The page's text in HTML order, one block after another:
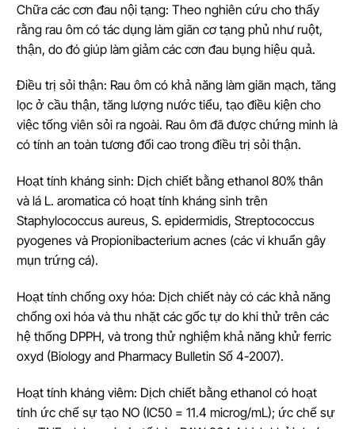
Chữa các cơn đau nội tạng: Theo nghiên cứu cho thấy
rằng rau ôm có tác dụng làm giãn cơ tạng phủ như ruột,
thận, do đó giúp làm giảm các cơn đau bụng hiệu quả.
Điều trị sỏi thận: Rau ôm có khả năng làm giãn mạch, tăng
lọc ở cầu thận, tăng lượng nước tiểu, tạo điều kiện cho
việc tống viên sỏi ra ngoài. Rau ôm đã được chứng minh là
có tính an toàn tương đối cao trong điều trị sỏi thận.
Hoạt tính kháng sinh: Dịch chiết bằng ethanol 80% thân
và lá L. aromatica có hoạt tính kháng sinh trên
Staphylococcus aureus, S. epidermidis, Streptococcus
pyogenes và Propionibacterium acnes (các vi khuẩn gây
mụn trứng cá).
Hoạt tính chống oxy hóa: Dịch chiết này có các khả năng
chống oxi hóa và thu nhặt các gốc tự do khi thử trên các
hệ thống DPPH, và trong thử nghiệm khả năng khử ferric
oxyd (Biology and Pharmacy Bulletin Số 4-2007).
Hoạt tính kháng viêm: Dịch chiết bằng ethanol có hoạt
tính ức chế sự tạo NO (IC50 = 11.4 microg/mL); ức chế sự